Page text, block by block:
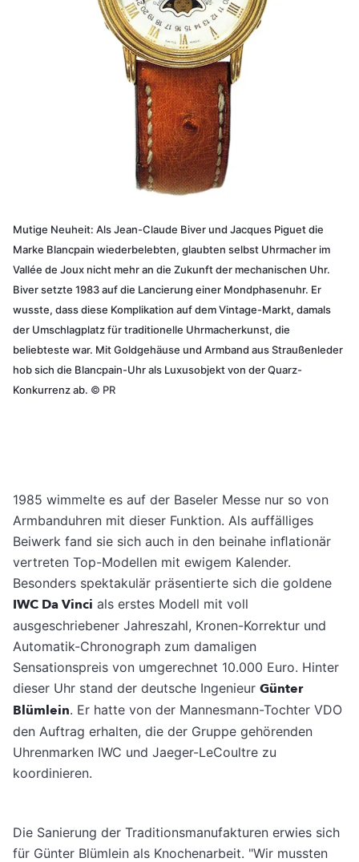
Mutige Neuheit: Als Jean-Claude Biver und Jacques Piguet die
Marke Blancpain wiederbelebten, glaubten selbst Uhrmacher im
Vallée de Joux nicht mehr an die Zukunft der mechanischen Uhr.
Biver setzte 1983 auf die Lancierung einer Mondphasenuhr. Er
wusste, dass diese Komplikation auf dem Vintage-Markt, damals
der Umschlagplatz für traditionelle Uhrmacherkunst, die
beliebteste war. Mit Goldgehäuse und Armband aus Straußenleder
hob sich die Blancpain-Uhr als Luxusobjekt von der Quarz-
Konkurrenz ab. © PR
1985 wimmelte es auf der Baseler Messe nur so von
Armbanduhren mit dieser Funktion. Als auffälliges
Beiwerk fand sie sich auch in den beinahe inﬂationär
vertreten Top-Modellen mit ewigem Kalender.
Besonders spektakulär präsentierte sich die goldene
IWC Da Vinci als erstes Modell mit voll
ausgeschriebener Jahreszahl, Kronen-Korrektur und
Automatik-Chronograph zum damaligen
Sensationspreis von umgerechnet 10.000 Euro. Hinter
dieser Uhr stand der deutsche Ingenieur Günter
Blümlein. Er hatte von der Mannesmann-Tochter VDO
den Auftrag erhalten, die der Gruppe gehörenden
Uhrenmarken IWC und Jaeger-LeCoultre zu
koordinieren.
Die Sanierung der Traditionsmanufakturen erwies sich
für Günter Blümlein als Knochenarbeit. "Wir mussten